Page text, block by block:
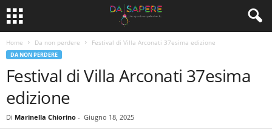
Home Da non perdere Festival di Villa Arconati 37esima edizione
DA NON PERDERE
Festival di Villa Arconati 37esima
edizione
Di Marinella Chiorino - Giugno 18, 2025